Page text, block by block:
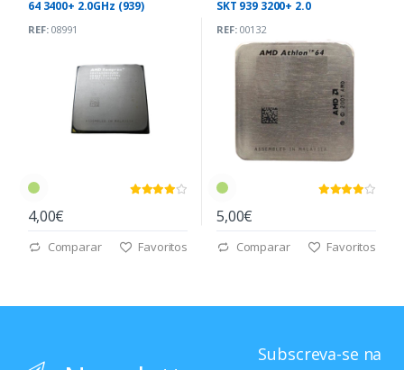
64 3400+ 2.0GHz (939)
REF:08991
4,00€
Comparar Favoritos
SKT 939 3200+ 2.0
REF:00132
5,00€
Comparar Favoritos
Subscreva-se na